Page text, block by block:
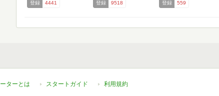
登録 4441 登録 9518 登録 559
ターとは スタートガイド 利用規約